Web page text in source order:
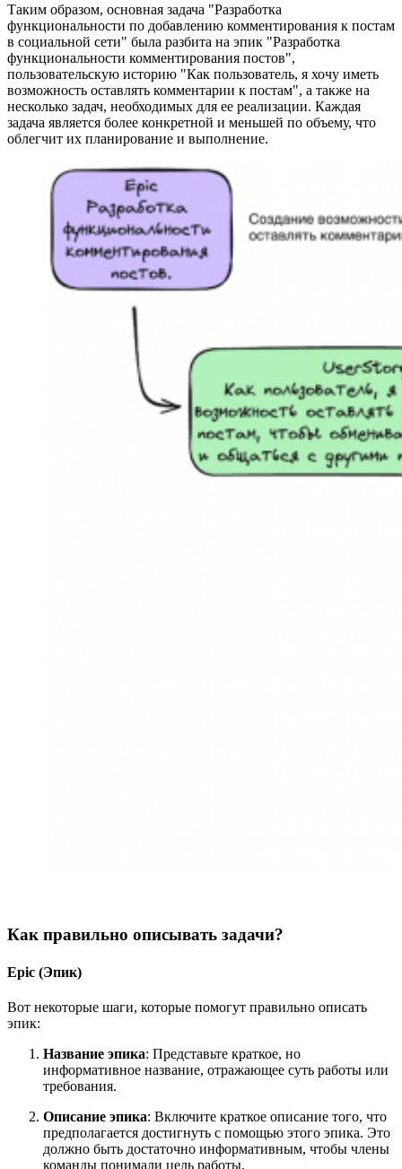
Таким образом, основная задача "Разработка
функциональности по добавлению комментирования к постам
в социальной сети" была разбита на эпик "Разработка
функциональности комментирования постов",
пользовательскую историю "Как пользователь, я хочу иметь
возможность оставлять комментарии к постам", а также на
несколько задач, необходимых для ее реализации. Каждая
задача является более конкретной и меньшей по объему, что
облегчит их планирование и выполнение.
Как правильно описывать задачи?
Epic (Эпик)
Вот некоторые шаги, которые помогут правильно описать
эпик:
Название эпика: Представьте краткое, но
информативное название, отражающее суть работы или
требования.
Описание эпика: Включите краткое описание того, что
предполагается достигнуть с помощью этого эпика. Это
должно быть достаточно информативным, чтобы члены
команды понимали цель работы.